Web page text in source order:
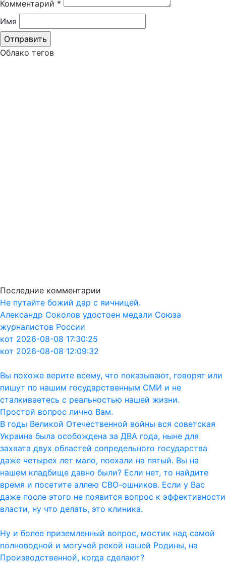
Комментарий *
Имя
Облако тегов
Последние комментарии
Не путайте божий дар с яичницей.
Александр Соколов удостоен медали Союза
журналистов России
кот 2026-08-08 17:30:25
кот 2026-08-08 12:09:32
Вы похоже верите всему, что показывают, говорят или
пишут по нашим государственным СМИ и не
сталкиваетесь с реальностью нашей жизни.
Простой вопрос лично Вам.
В годы Великой Отечественной войны вся советская
Украина была особождена за ДВА года, ныне для
захвата двух областей сопредельного государства
даже четырех лет мало, поехали на пятый. Вы на
нашем кладбище давно были? Если нет, то найдите
время и посетите аллею СВО-ошников. Если у Вас
даже после этого не появится вопрос к эффективности
власти, ну что делать, это клиника.
Ну и более приземленный вопрос, мостик над самой
полноводной и могучей рекой нашей Родины, на
Производственной, когда сделают?